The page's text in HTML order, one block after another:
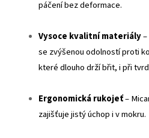
páčení bez deformace.
Vysoce kvalitní materiály
se zvýšenou odolností proti
které dlouho drží břit, i při
Ergonomická rukojeť–
zajišťuje jistý úchop i v mokru.